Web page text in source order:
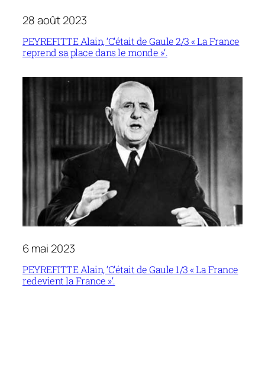
28 août 2023
PEYREFITTE Alain, ‘C’était de Gaule 2/3 « La France
reprend sa place dans le monde »‘.
6 mai 2023
PEYREFITTE Alain, ‘C’était de Gaule 1/3 « La France
redevient la France »‘.